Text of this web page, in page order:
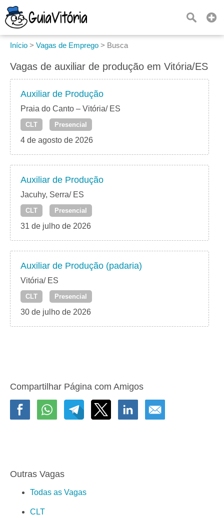
Início > Vagas de Emprego > Busca
Vagas de auxiliar de produção em Vitória/ES
Auxiliar de Produção
Praia do Canto – Vitória/ ES
CLT Presencial
4 de agosto de 2026
Auxiliar de Produção
Jacuhy, Serra/ ES
CLT Presencial
31 de julho de 2026
Auxiliar de Produção (padaria)
Vitória/ ES
CLT Presencial
30 de julho de 2026
Compartilhar Página com Amigos
Outras Vagas
Todas as Vagas
CLT